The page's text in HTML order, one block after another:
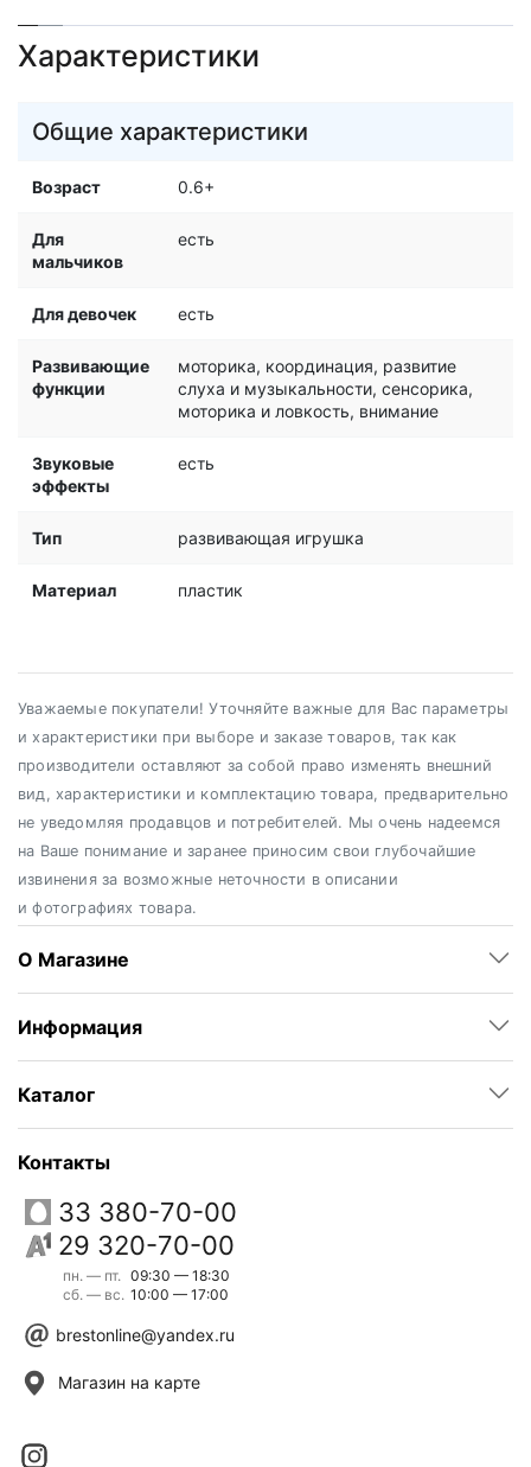
Характеристики
Общие характеристики
Возраст 0.6+
Для
мальчиков
есть
Для девочек есть
Развивающие
функции
моторика, координация, развитие
слуха и музыкальности, сенсорика,
моторика и ловкость, внимание
Звуковые
эффекты
есть
Тип развивающая игрушка
Материал пластик
Уважаемые покупатели! Уточняйте важные для Вас параметры
и характеристики при выборе и заказе товаров, так как
производители оставляют за собой право изменять внешний
вид, характеристики и комплектацию товара, предварительно
не уведомляя продавцов и потребителей. Мы очень надеемся
на Ваше понимание и заранее приносим свои глубочайшие
извинения за возможные неточности в описании
и фотографиях товара.
О Магазине
Информация
Каталог
Контакты
33 380-70-00
29 320-70-00
пн. — пт.
сб. — вс.
09:30 — 18:30
10:00 — 17:00
brestonline@yandex.ru
Магазин на карте